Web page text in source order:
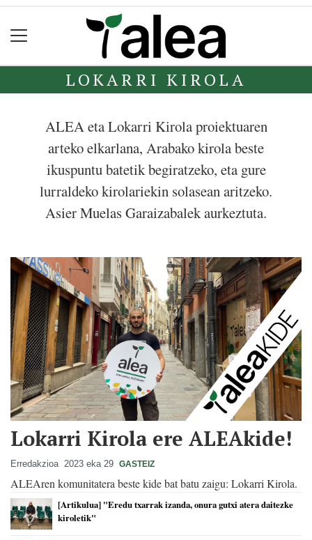
LOKARRI KIROLA
ALEA eta Lokarri Kirola proiektuaren
arteko elkarlana, Arabako kirola beste
ikuspuntu batetik begiratzeko, eta gure
lurraldeko kirolariekin solasean aritzeko.
Asier Muelas Garaizabalek aurkeztuta.
Lokarri Kirola ere ALEAkide!
Erredakzioa 2023 eka 29 GASTEIZ
ALEAren komunitatera beste kide bat batu zaigu: Lokarri Kirola.
[Artikulua] "Eredu txarrak izanda, onura gutxi atera daitezke
kiroletik"